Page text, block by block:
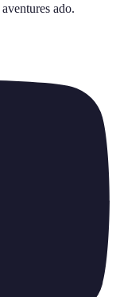
aventures ado.